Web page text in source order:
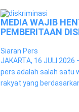
MEDIA WAJIB
PEMBERITAAN
Siaran Pers
JAKARTA, 16 JULI 2026
pers adalah salah satu
rakyat yang berdasarkan